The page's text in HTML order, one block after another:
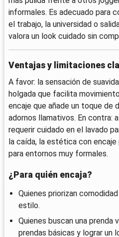
informales. Es adecuado para
el trabajo, la universidad o
valora un look cuidado sin
Ventajas y limitaciones
A favor: la sensación de
holgada que facilita
encaje que añade un toque de
adornos llamativos. En contra:
requerir cuidado en el lavado
la caída, la estética con
para entornos muy formales.
¿Para quién encaja?
Quienes priorizan
estilo.
Quienes buscan una prenda
prendas básicas y lograr un